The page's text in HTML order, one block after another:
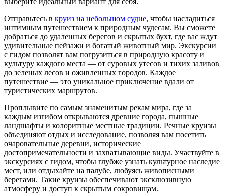
Отправьтесь в круиз на небольшом судне, чтобы насладиться
интимным путешествием к природным чудесам. Вы сможете
добраться до удаленных берегов и скрытых бухт, где вас ждут
удивительные пейзажи и богатый животный мир. Экскурсии
с гидом позволят вам погрузиться в природную красоту и
культуру каждого места — от суровых утесов и тихих заливов
до зеленых лесов и оживленных городов. Каждое
путешествие — это уникальное приключение вдали от
туристических маршрутов.
Проплывите по самым знаменитым рекам мира, где за
каждым изгибом открываются древние города, пышные
ландшафты и колоритные местные традиции. Речные круизы
объединяют отдых и исследование, позволяя вам посетить
очаровательные деревни, исторические
достопримечательности и захватывающие виды. Участвуйте в
экскурсиях с гидом, чтобы глубже узнать культурное наследие
мест, или отдыхайте на палубе, любуясь живописными
берегами. Такие круизы обеспечивают эксклюзивную
атмосферу и доступ к скрытым сокровищам.